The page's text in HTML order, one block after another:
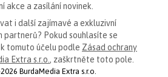
akce a zasílání novinek.
i další zajímavé a exkluzivní
partnerů? Pokud souhlasíte se
tomuto účelu podle Zásad ochrany
Extra s.r.o. , zaškrtněte toto pole.
BurdaMedia Extra s.r.o.